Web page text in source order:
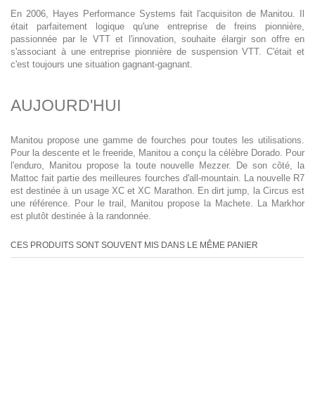
En 2006, Hayes Performance Systems fait l'acquisiton de Manitou. Il
était parfaitement logique qu'une entreprise de freins pionnière,
passionnée par le VTT et l'innovation, souhaite élargir son offre en
s'associant à une entreprise pionnière de suspension VTT. C'était et
c'est toujours une situation gagnant-gagnant.
AUJOURD'HUI
Manitou propose une gamme de fourches pour toutes les utilisations.
Pour la descente et le freeride, Manitou a conçu la célèbre Dorado. Pour
l'enduro, Manitou propose la toute nouvelle Mezzer. De son côté, la
Mattoc fait partie des meilleures fourches d'all-mountain. La nouvelle R7
est destinée à un usage XC et XC Marathon. En dirt jump, la Circus est
une référence. Pour le trail, Manitou propose la Machete. La Markhor
est plutôt destinée à la randonnée.
CES PRODUITS SONT SOUVENT MIS DANS LE MÊME PANIER